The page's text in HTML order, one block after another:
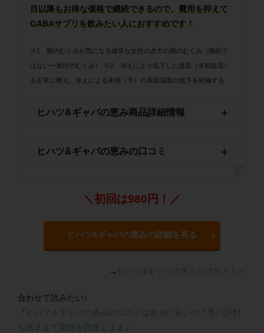
目以降もお得な価格で継続できるので、費用を抑えて
GABAサプリを飲みたい人におすすめです！
※1 脚のむくみが気になる健常な女性の夕方の脚のむくみ（病的で
はない一過性のむくみ） ※2 冷えにより低下した血流（末梢血流）
を正常に整え、冷えによる末梢（手）の表面温度の低下を軽減する
ヒハツ&ギャバの恵み商品詳細情報
ヒハツ&ギャバの恵みの口コミ
＼初回は980円！／
ヒハツ&ギャバの恵みの詳細を見る
→ ヒハツ&ギャバの恵み公式サイトへ
合わせて読みたい↓
ヒハツ＆ギャバの恵みの口コミは本当に良いの？悪い評判
も踏まえて実態を調査します